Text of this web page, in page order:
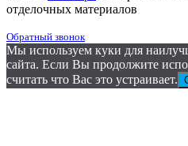
отделочных материалов
Обратный звонок
Мы используем куки для
сайта. Если Вы продолжите
считать что Вас это устраивает.